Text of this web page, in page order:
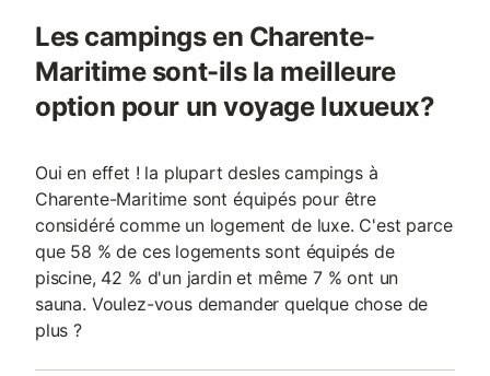
Les campings en Charente-
Maritime sont-ils la meilleure
option pour un voyage luxueux?
Oui en effet ! la plupart desles campings à
Charente-Maritime sont équipés pour être
considéré comme un logement de luxe. C'est parce
que 58 % de ces logements sont équipés de
piscine, 42 % d'un jardin et même 7 % ont un
sauna. Voulez-vous demander quelque chose de
plus ?